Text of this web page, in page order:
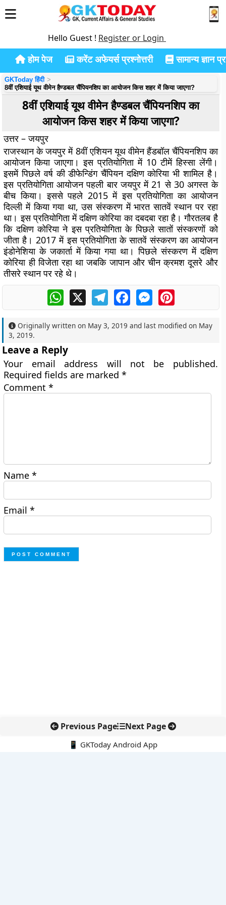
Hello Guest ! Register or Login
होम पेज करेंट अफेयर्स प्रश्नोत्तरी सामान्य ज्ञान
GKToday हिंदी
8वीं एशियाई यूथ वीमेन हैण्डबल चैंपियनशिप का आयोजन किस शहर में किया जाएगा?
8वीं एशियाई यूथ वीमेन हैण्डबल चैंपियनशिप का
आयोजन किस शहर में किया जाएगा?
उत्तर – जयपुर
राजस्थान के जयपुर में 8वीं एशियन यूथ वीमेन हैंडबॉल चैंपियनशिप का
आयोजन किया जाएगा। इस प्रतियोगिता में 10 टीमें हिस्सा लेंगी।
इसमें पिछले वर्ष की डीफेन्डिंग चैंपियन दक्षिण कोरिया भी शामिल है।
इस प्रतियोगिता आयोजन पहली बार जयपुर में 21 से 30 अगस्त के
बीच किया। इससे पहले 2015 में इस प्रतियोगिता का आयोजन
दिल्ली में किया गया था, उस संस्करण में भारत सातवें स्थान पर रहा
था। इस प्रतियोगिता में दक्षिण कोरिया का दबदबा रहा है। गौरतलब है
कि दक्षिण कोरिया ने इस प्रतियोगिता के पिछले सातों संस्करणों को
जीता है। 2017 में इस प्रतियोगिता के सातवें संस्करण का आयोजन
इंडोनेशिया के जकार्ता में किया गया था। पिछले संस्करण में दक्षिण
कोरिया ही विजेता रहा था जबकि जापान और चीन क्रमश दूसरे और
तीसरे स्थान पर रहे थे।
WhatsApp
X TelegramFacebookMessengerPinterest
Originally written on May 3, 2019 and last modified on May
3, 2019.
Leave a Reply
Your email address will not be published.
Required fields are marked*
Comment*
Name*
Email*
Previous Page Next Page
📱 GKToday Android App